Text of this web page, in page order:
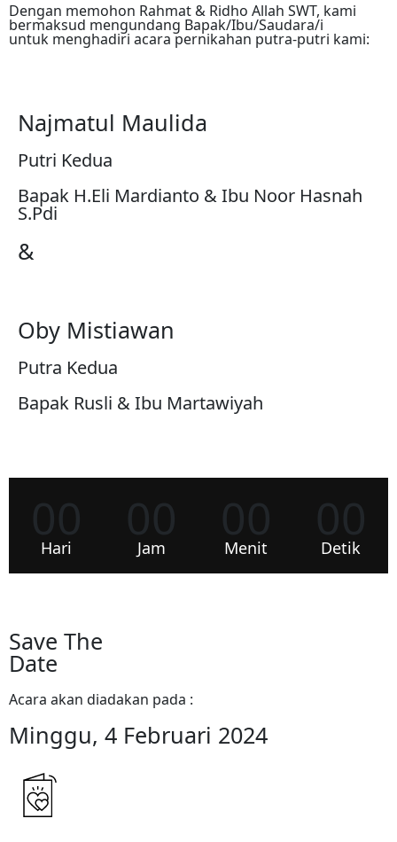
Dengan memohon Rahmat & Ridho Allah SWT, kami
bermaksud mengundang Bapak/Ibu/Saudara/i
untuk menghadiri acara pernikahan putra-putri kami:
Najmatul Maulida
Putri Kedua
Bapak H.Eli Mardianto & Ibu Noor Hasnah
S.Pdi
&
Oby Mistiawan
Putra Kedua
Bapak Rusli & Ibu Martawiyah
00
Hari 00
Jam 00
Menit 00
Detik
Save The
Date
Acara akan diadakan pada :
Minggu, 4 Februari 2024